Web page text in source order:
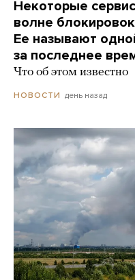
Некоторые
волне
Ее называют
за последнее
Что об этом известно
НОВОСТИ день назад